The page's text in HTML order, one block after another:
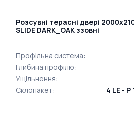
Розсувні терасні двері
SLIDE DARK_OAK ззовні
Профільна система:
Глибина профілю:
Ущільнення:
Склопакет: 4 LE - P